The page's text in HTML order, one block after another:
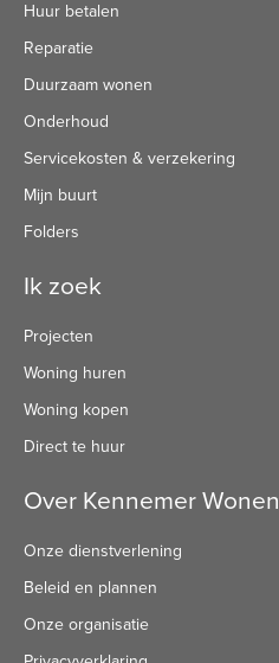
Huur betalen
Reparatie
Duurzaam wonen
Onderhoud
Servicekosten & verzekering
Mijn buurt
Folders
Ik zoek
Projecten
Woning huren
Woning kopen
Direct te huur
Over Kennemer Wonen
Onze dienstverlening
Beleid en plannen
Onze organisatie